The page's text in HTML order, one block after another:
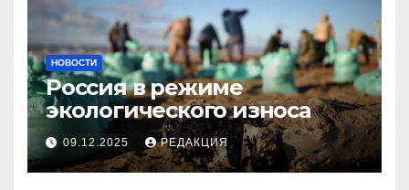
НОВОСТИ
Россия в режиме
экологического износа
09.12.2025 РЕДАКЦИЯ